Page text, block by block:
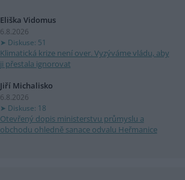
Eliška Vidomus
6.8.2026
Diskuse: 51
Klimatická krize není over. Vyzýváme vládu, aby
ji přestala ignorovat
Jiří Michalisko
6.8.2026
Diskuse: 18
Otevřený dopis ministerstvu průmyslu a
obchodu ohledně sanace odvalu Heřmanice